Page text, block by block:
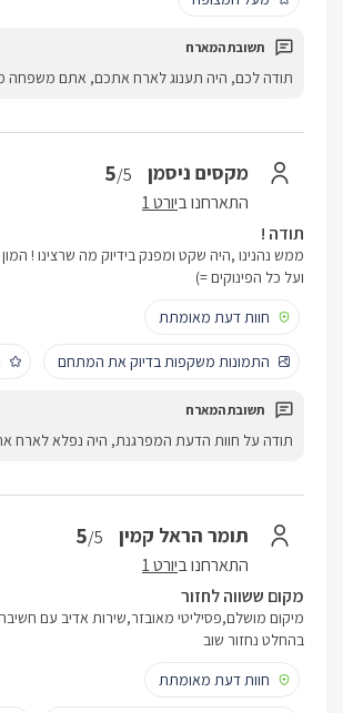
תודה לכם, היה תענוג לארח אתכם, אתם משפחה
מקסים ניסמן 5/5
התארחנו ביורט 1
תודה !
ממש נהנינו ,היה שקט ומפנק בידיוק מה שרצינו !
ועל כל הפינוקים =)
חוות דעת מאומתת
התמונות משקפות בדיוק את המתחם
תודה על חוות הדעת המפרגנת, היה נפלא לארח
תומר הראל קמין 5/5
התארחנו ביורט 1
מקום ששווה לחזור
מיקום מושלם,פסיליטי מאובזר,שירות אדיב עם
בהחלט נחזור שוב
חוות דעת מאומתת